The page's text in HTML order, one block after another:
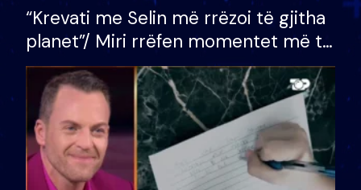
“Krevati me Selin më rrëzoi të gjitha
planet”/ Miri rrëfen momentet më të
bukura në shtëpinë e BB VIP: Do më
mungojë zilja e mëngjesit kur…